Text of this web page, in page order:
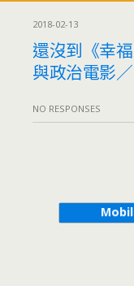
2018-02-13
還沒到《幸
與政治電影
NO RESPONSES